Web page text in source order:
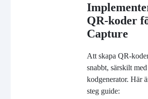
QR-koder
Capture
Att skapa QR-
snabbt, särskilt
kodgenerator. Här
steg guide: